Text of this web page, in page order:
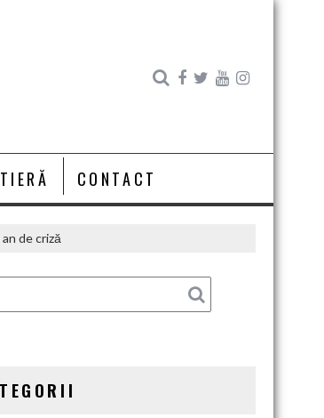
CONTACT
de criză